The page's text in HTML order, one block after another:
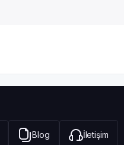
Blog İletişim